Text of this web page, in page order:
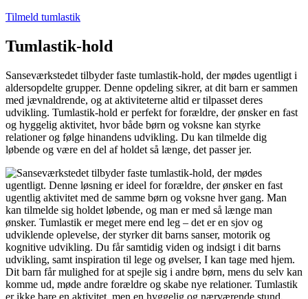
Tilmeld tumlastik
Tumlastik-hold
Sanseværkstedet tilbyder faste tumlastik-hold, der mødes ugentligt i
aldersopdelte grupper. Denne opdeling sikrer, at dit barn er sammen
med jævnaldrende, og at aktiviteterne altid er tilpasset deres
udvikling. Tumlastik-hold er perfekt for forældre, der ønsker en fast
og hyggelig aktivitet, hvor både børn og voksne kan styrke
relationer og følge hinandens udvikling. Du kan tilmelde dig
løbende og være en del af holdet så længe, det passer jer.